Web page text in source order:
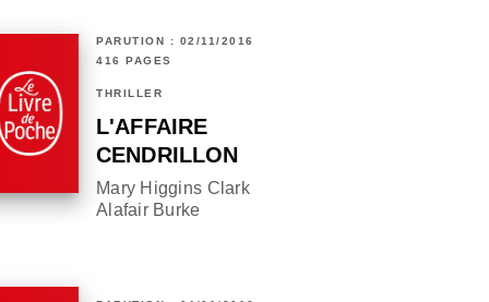
PARUTION : 02/11/2016
416 PAGES
THRILLER
L'AFFAIRE
CENDRILLON
Mary Higgins Clark
Alafair Burke